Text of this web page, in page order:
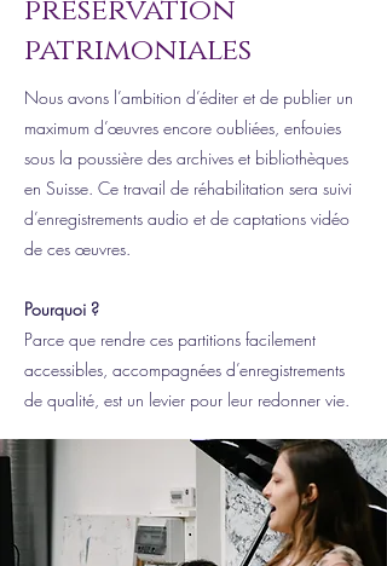
preservation
patrimoniales
Nous avons l’ambition d’éditer et de publier un
maximum d’œuvres encore oubliées, enfouies
sous la poussière des archives et bibliothèques
en Suisse. Ce travail de réhabilitation sera suivi
d’enregistrements audio et de captations vidéo
de ces œuvres.
Pourquoi ?
Parce que rendre ces partitions facilement
accessibles, accompagnées d’enregistrements
de qualité, est un levier pour leur redonner vie.